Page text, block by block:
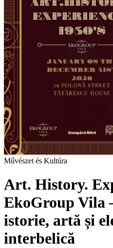
Művészet és Kultúra
Art. History.
EkoGroup Vila
istorie, artă și
interbelică